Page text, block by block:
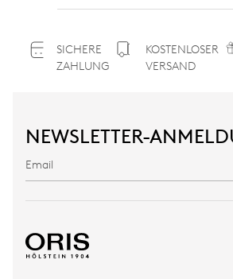
SICHERE
ZAHLUNG
KOSTENLOSER
VERSAND
NEWSLETTER-